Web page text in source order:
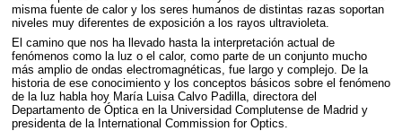
misma fuente de calor y los seres humanos de distintas razas soportan
niveles muy diferentes de exposición a los rayos ultravioleta.
El camino que nos ha llevado hasta la interpretación actual de
fenómenos como la luz o el calor, como parte de un conjunto mucho
más amplio de ondas electromagnéticas, fue largo y complejo. De la
historia de ese conocimiento y los conceptos básicos sobre el fenómeno
de la luz habla hoy María Luisa Calvo Padilla, directora del
Departamento de Óptica en la Universidad Complutense de Madrid y
presidenta de la International Commission for Optics.